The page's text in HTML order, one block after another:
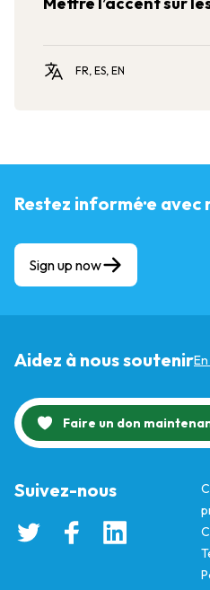
FR, ES, EN
Restez informé·e
Sign up now
Aidez à nous soutenir
Faire un don
Suivez-nous